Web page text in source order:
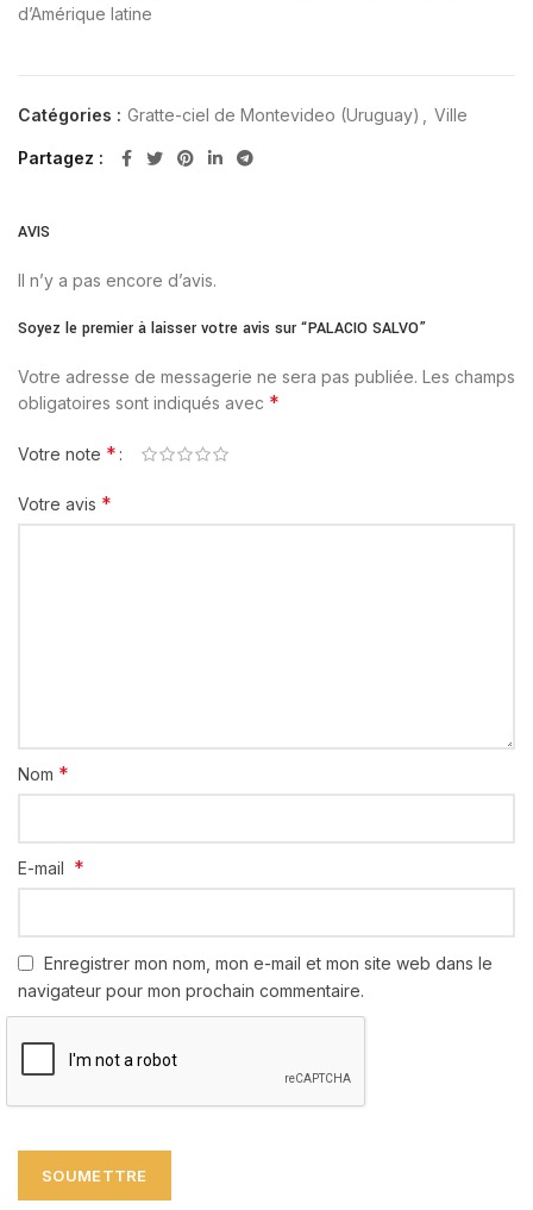
d’Amérique latine
Catégories : Gratte-ciel de Montevideo (Uruguay) Ville
Partagez
AVIS
Il n’y a pas encore d’avis.
Soyez le premier à laisser votre avis sur “PALACIO SALVO”
Votre adresse de messagerie ne sera pas publiée. Les champs
obligatoires sont indiqués avec *
Votre note *
Votre avis *
Nom *
E-mail *
Enregistrer mon nom, mon e-mail et mon site web dans le
navigateur pour mon prochain commentaire.